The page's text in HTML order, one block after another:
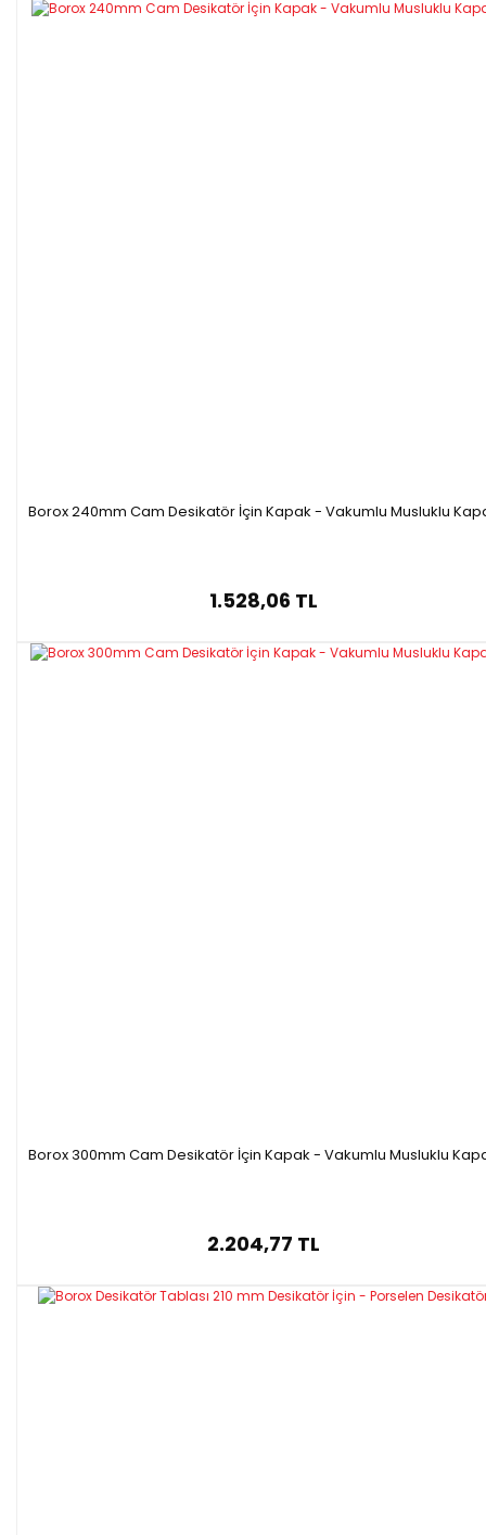
Borox 240mm Cam Desikatör İçin Kapak - Vakumlu Musluklu
1.528,06 TL
Borox 300mm Cam Desikatör İçin Kapak - Vakumlu Musluklu
2.204,77 TL